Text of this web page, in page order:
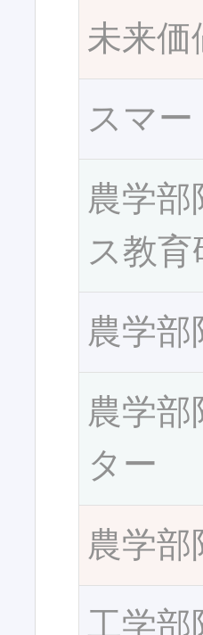
未来価
スマ
農学
ス教
農学
農学
ター
農学
工学